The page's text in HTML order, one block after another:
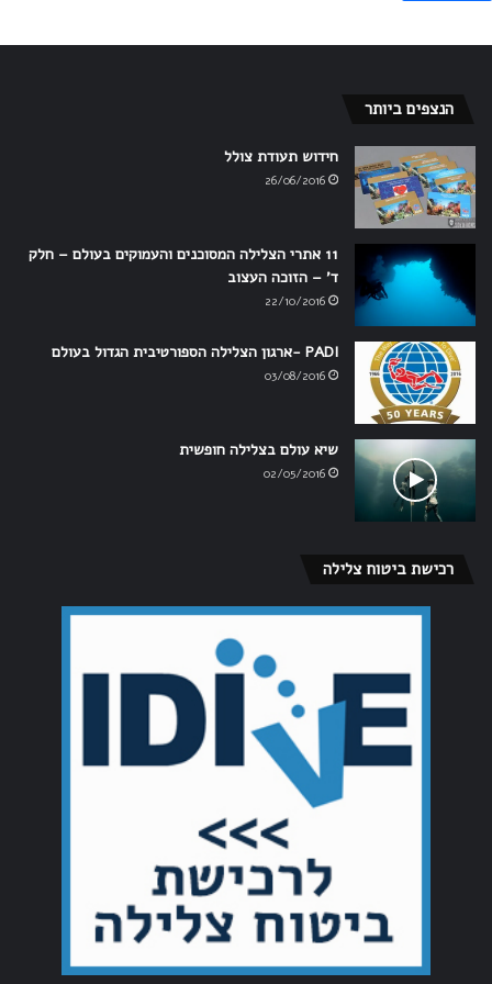
הנצפים ביותר
חידוש תעודת צולל
26/06/2016
11 אתרי הצלילה המסוכנים והעמוקים בעולם – חלק
ד' – הזוכה העצוב
22/10/2016
PADI -ארגון הצלילה הספורטיבית הגדול בעולם
03/08/2016
שיא עולם בצלילה חופשית
02/05/2016
רכישת ביטוח צלילה